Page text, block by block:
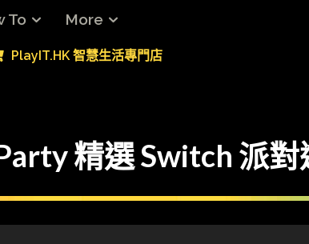
To More
PlayIT.HK 智慧生活專門店
精選 Switch 派對